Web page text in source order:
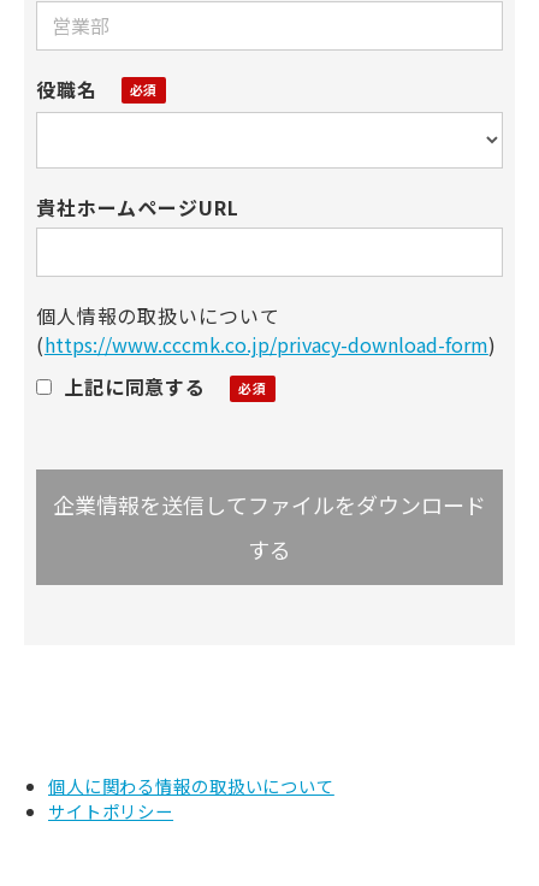
役職名
貴社ホームページURL
個人情報の取扱いについて
(https://www.cccmk.co.jp/privacy-download-form)
上記に同意する
個人に関わる情報の取扱いについて
サイトポリシー